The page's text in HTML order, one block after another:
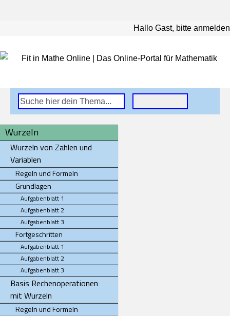
Hallo Gast, bitte anmelden
Wurzeln
Wurzeln von Zahlen und
Variablen
Regeln und Formeln
Grundlagen
Aufgabenblatt 1
Aufgabenblatt 2
Aufgabenblatt 3
Fortgeschritten
Aufgabenblatt 1
Aufgabenblatt 2
Aufgabenblatt 3
Basis Rechenoperationen
mit Wurzeln
Regeln und Formeln